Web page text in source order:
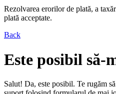
Rezolvarea erorilor de plată, a
plată acceptate.
Back
Este posibil să-
Salut! Da, este posibil. Te rugăm